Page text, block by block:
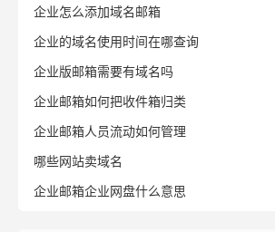
企业怎么添加域名邮箱
企业的域名使用时间在哪查询
企业版邮箱需要有域名吗
企业邮箱如何把收件箱归类
企业邮箱人员流动如何管理
哪些网站卖域名
企业邮箱企业网盘什么意思